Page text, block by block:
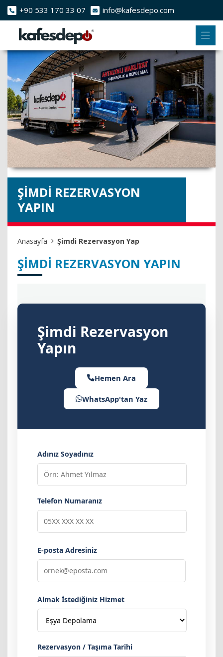
+90 533 170 33 07 info@kafesdepo.com
ŞIMDI REZERVASYON
YAPIN
Anasayfa Şimdi Rezervasyon Yap
ŞIMDI REZERVASYON YAPIN
Şimdi Rezervasyon
Yapın
Hemen Ara
WhatsApp'tan Yaz
Adınız Soyadınız
Telefon Numaranız
E-posta Adresiniz
Almak İstediğiniz Hizmet
Rezervasyon / Taşıma Tarihi